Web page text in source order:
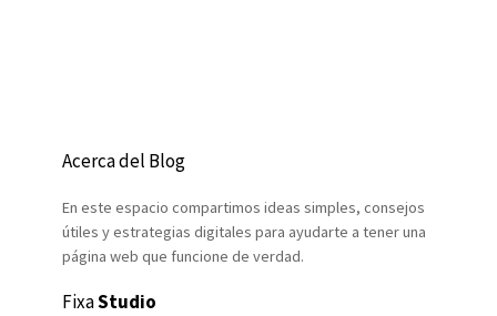
Acerca del Blog
En este espacio compartimos ideas simples, consejos
útiles y estrategias digitales para ayudarte a tener una
página web que funcione de verdad.
FixaStudio